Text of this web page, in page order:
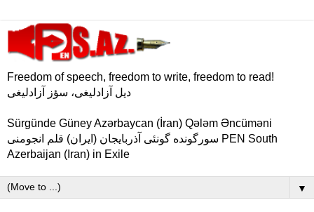
Freedom of speech, freedom to write, freedom to read!
دیل آزادلیغی، سؤز آزادلیغی
Sürgünde Güney Azərbaycan (İran) Qələm Əncüməni
سورگونده گونئی آذربایجان (ایران) قلم انجومنی PEN South
Azerbaijan (Iran) in Exile
▼